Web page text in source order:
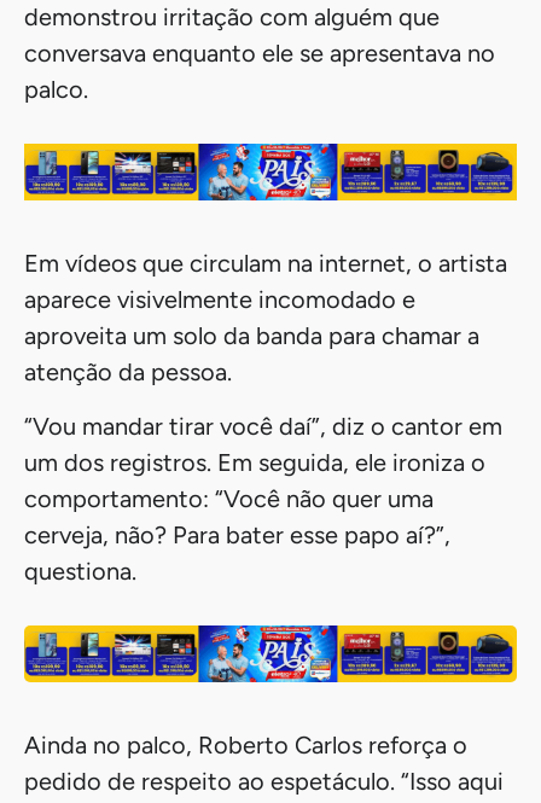
demonstrou irritação com alguém que
conversava enquanto ele se apresentava no
palco.
Em vídeos que circulam na internet, o artista
aparece visivelmente incomodado e
aproveita um solo da banda para chamar a
atenção da pessoa.
“Vou mandar tirar você daí”, diz o cantor em
um dos registros. Em seguida, ele ironiza o
comportamento: “Você não quer uma
cerveja, não? Para bater esse papo aí?”,
questiona.
Ainda no palco, Roberto Carlos reforça o
pedido de respeito ao espetáculo. “Isso aqui